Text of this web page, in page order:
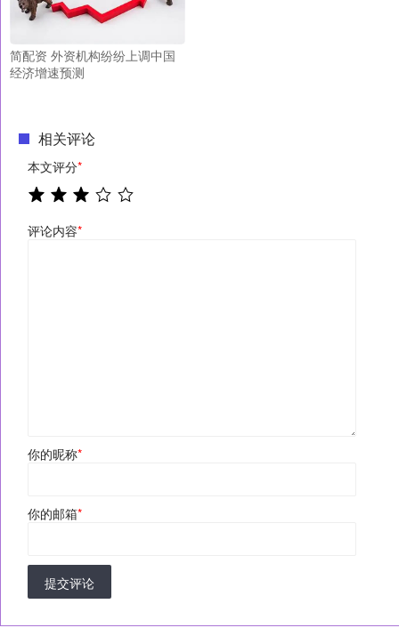
简配资 外资机构纷纷上调中国
经济增速预测
相关评论
本文评分*
评论内容*
你的昵称*
你的邮箱*
提交评论